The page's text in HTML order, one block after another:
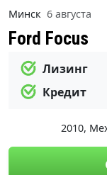
Минск 6 августа
Ford Focus
Лизинг
Кредит
2010,